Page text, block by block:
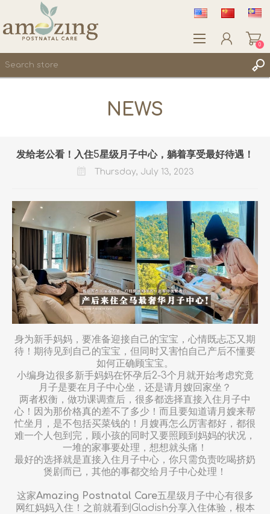
0
NEWS
发给老公看！入住5星级月子中心，躺着享受最好待遇！
Thursday, July 13, 2023
身为新手妈妈，要准备迎接自己的宝宝，心情既忐忑又期
待！期待见到自己的宝宝，但同时又害怕自己产后不懂要
如何正确顾宝宝。
小编身边很多新手妈妈在怀孕后2-3个月就开始考虑究竟
月子是要在月子中心坐，还是请月嫂回家坐？
两者权衡，做功课调查后，很多都选择直接入住月子中
心！因为那价格真的差不了多少！而且要知道请月嫂来帮
忙坐月，是不包括买菜钱的！月嫂再怎么厉害都好，都很
难一个人包到完，顾小孩的同时又要照顾到妈妈的状况，
一堆的家事要处理，想想就头痛！
最好的选择就是直接入住月子中心，你只需负责吃喝挤奶
煲剧而已，其他的事都交给月子中心处理！
这家Amazing Postnatal Care五星级月子中心有很多
网红妈妈入住！之前就看到Gladish分享入住体验，根本